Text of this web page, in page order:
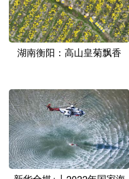
湖南衡阳：高山皇菊飘香